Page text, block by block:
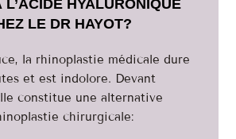
L’ACIDE HYALURONIQUE
LE DR HAYOT?
la rhinoplastie médicale dure
et est indolore. Devant
constitue une alternative
chirurgicale: